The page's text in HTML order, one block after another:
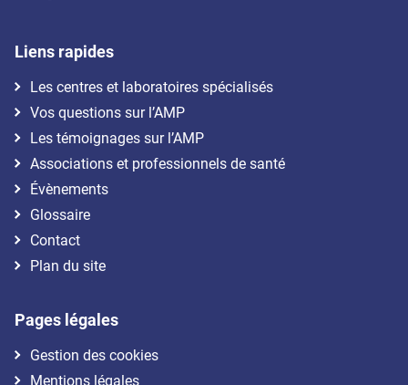
Liens rapides
Les centres et laboratoires spécialisés
Vos questions sur l’AMP
Les témoignages sur l’AMP
Associations et professionnels de santé
Évènements
Glossaire
Contact
Plan du site
Pages légales
Gestion des cookies
Mentions légales